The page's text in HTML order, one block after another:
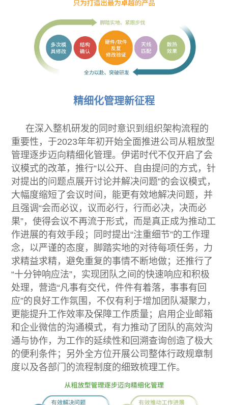
精细化管理新征程
在深入整机研发的同时意识到组织架构流程的
重要性，于2023年年初开始全面推进公司从粗放型
管理逐步迈向精细化管理。伊诺时代不仅开启了会
议模式的改革，推行“以公开、自由提问的方式，针
对提出的问题点展开讨论并解决问题”的会议模式，
大幅度缩短了会议时间，能更有效地解决问题，并
且强调“会而必议，议而必行，行而必决，决而必
果”，使得会议不再流于形式，而是真正成为推动工
作进展的有效手段；同时提出“注重细节”的工作理
念，以严谨的态度，脚踏实地的对待每项任务，力
求精益求精，避免重复的事情不断地做；还推行了
“十分钟响应法”，实现团队之间的快速响应和积极
处理，营造“凡事有交代，件件有着落，事事有回
应”的良好工作氛围，不仅有利于增加团队凝聚力，
更能提升工作效率及保障工作质量；启用企业邮箱
和企业微信的沟通模式，有力推动了团队的高效沟
通与协作，为工作的延续性和回溯查询创造了极大
的便利条件；另外全方位开展公司整体行政规章制
度以及各部门的流程制度的细致梳理工作。